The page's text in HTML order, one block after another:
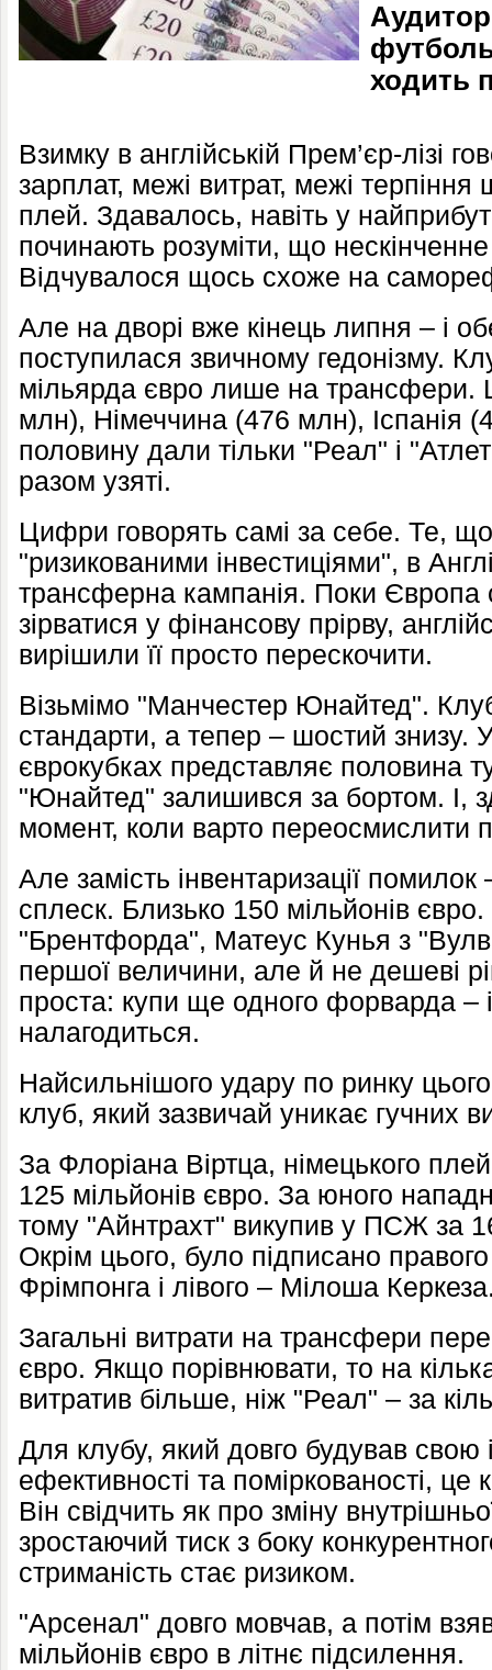
ходить
Взимку в англійській Прем’єр-лізі
зарплат, межі витрат, межі
плей. Здавалось, навіть у
починають розуміти, що
Відчувалося щось схоже на
Але на дворі вже кінець липня – і
поступилася звичному гедонізму.
мільярда євро лише на трансфери.
млн), Німеччина (476 млн), Іспанія
половину дали тільки "Реал" і
разом узяті.
Цифри говорять самі за себе. Те,
"ризикованими інвестиціями", в
трансферна кампанія. Поки Європа
зірватися у фінансову прірву,
вирішили її просто перескочити.
Візьмімо "Манчестер Юнайтед".
стандарти, а тепер – шостий знизу.
єврокубках представляє половина
"Юнайтед" залишився за бортом. І,
момент, коли варто переосмислити
Але замість інвентаризації
сплеск. Близько 150 мільйонів
"Брентфорда", Матеус Кунья з
першої величини, але й не дешеві
проста: купи ще одного форварда –
налагодиться.
Найсильнішого удару по ринку
клуб, який зазвичай уникає гучних
За Флоріана Віртца, німецького
125 мільйонів євро. За юного
тому "Айнтрахт" викупив у ПСЖ за
Окрім цього, було підписано
Фрімпонга і лівого – Мілоша
Загальні витрати на трансфери
євро. Якщо порівнювати, то на
витратив більше, ніж "Реал" – за
Для клубу, який довго будував свою
ефективності та поміркованості, це
Він свідчить як про зміну
зростаючий тиск з боку
стриманість стає ризиком.
"Арсенал" довго мовчав, а потім
мільйонів євро в літнє підсилення.